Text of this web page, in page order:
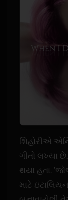
શિહોરીએ
ગીતો લખ્યા
થયા હતા.
માટે